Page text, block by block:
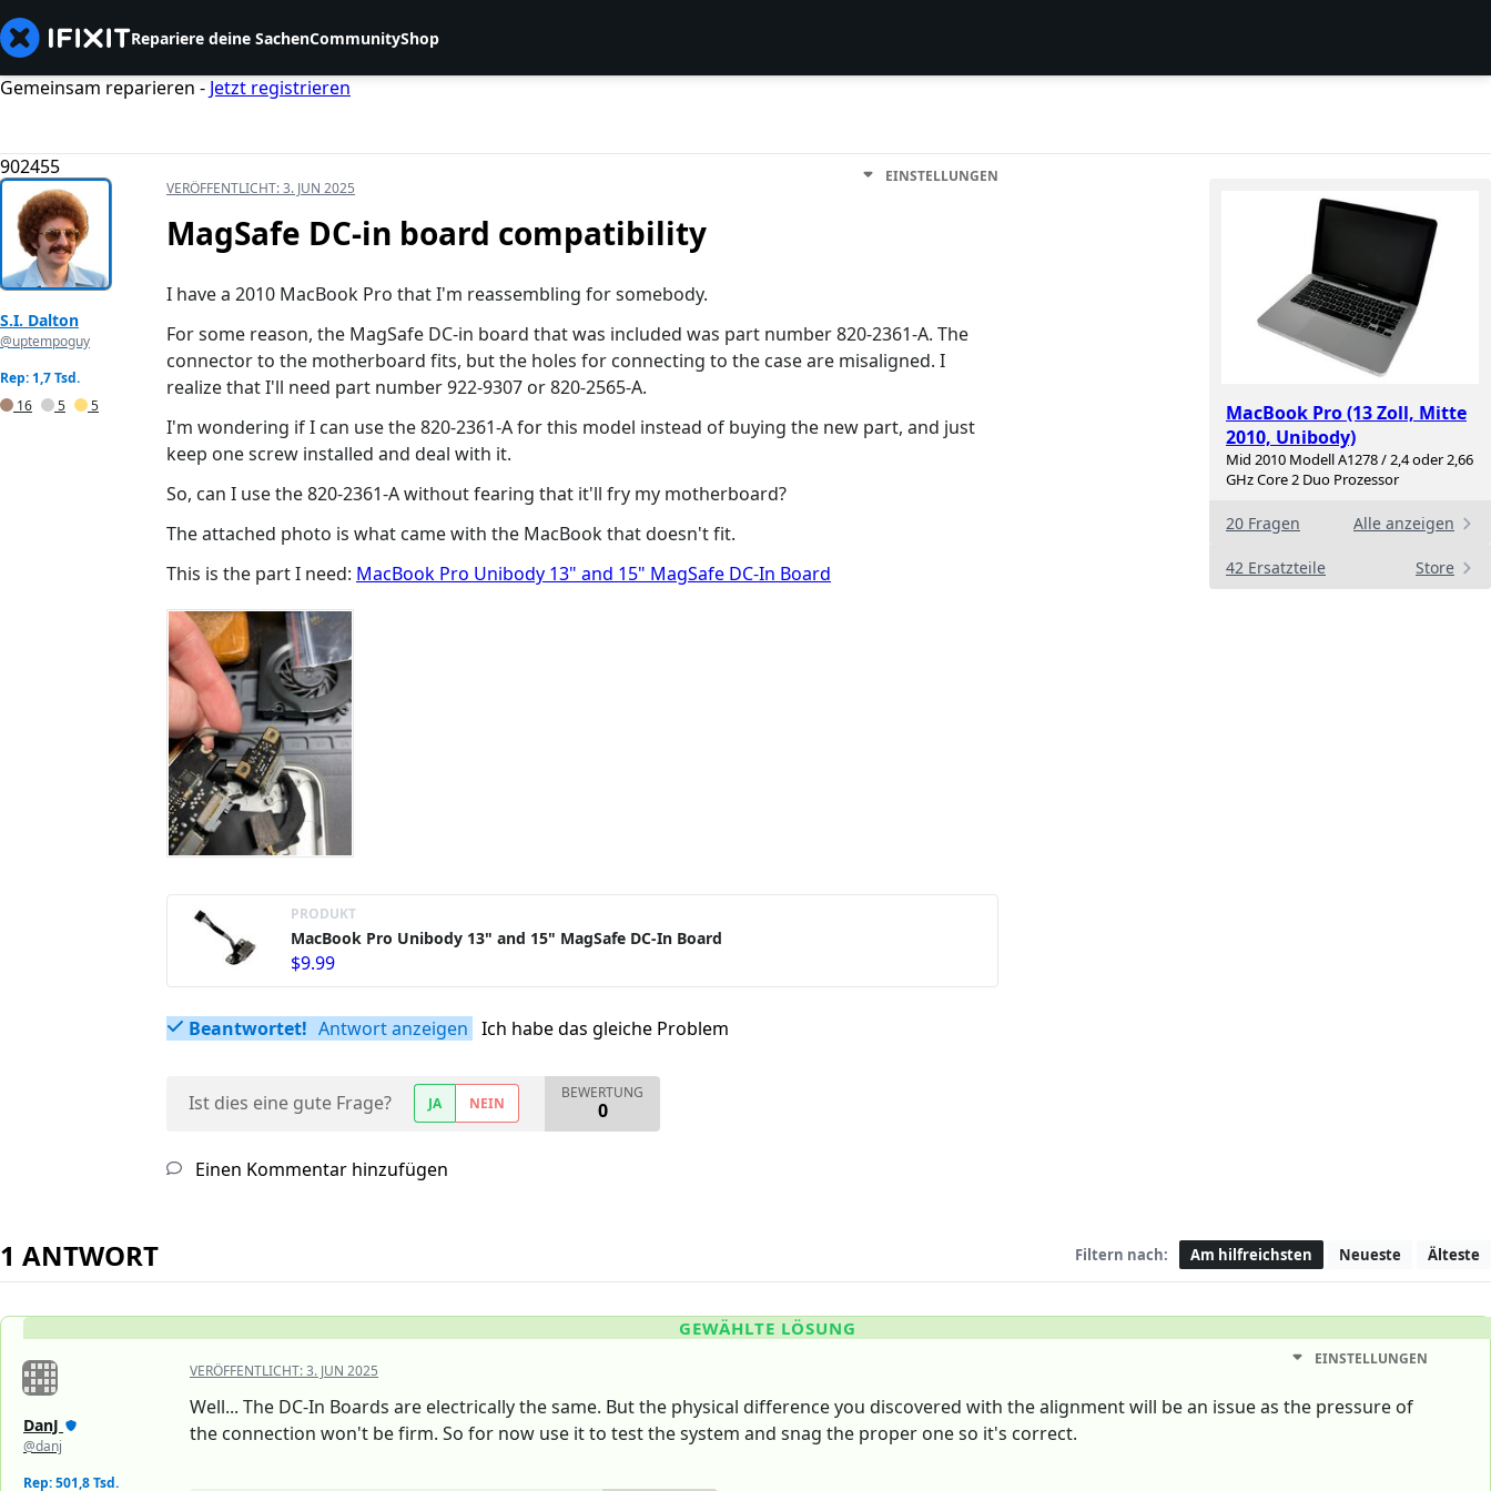
Repariere deine SachenCommunityShop
Gemeinsam reparieren - Jetzt registrieren
902455
MacBook Pro (13 Zoll, Mitte
2010, Unibody)
Mid 2010 Modell A1278 / 2,4 oder 2,66
GHz Core 2 Duo Prozessor
20 Fragen Alle anzeigen
42 Ersatzteile Store
S.I. Dalton
@uptempoguy
Rep: 1,7 Tsd.
16
5 5
VERÖFFENTLICHT:3. JUN 2025
EINSTELLUNGEN
MagSafe DC-in board compatibility
I have a 2010 MacBook Pro that I'm reassembling for somebody.
For some reason, the MagSafe DC-in board that was included was part number 820-2361-A. The
connector to the motherboard fits, but the holes for connecting to the case are misaligned. I
realize that I'll need part number 922-9307 or 820-2565-A.
I'm wondering if I can use the 820-2361-A for this model instead of buying the new part, and just
keep one screw installed and deal with it.
So, can I use the 820-2361-A without fearing that it'll fry my motherboard?
The attached photo is what came with the MacBook that doesn't fit.
This is the part I need: MacBook Pro Unibody 13" and 15" MagSafe DC-In Board
PRODUKT
MacBook Pro Unibody 13" and 15" MagSafe DC-In Board
$9.99
Beantwortet! Antwort anzeigen Ich habe das gleiche Problem
Ist dies eine gute Frage? JA NEIN
BEWERTUNG
0
Einen Kommentar hinzufügen
1 ANTWORT Filtern nach: Am hilfreichsten Neueste Älteste
GEWÄHLTE LÖSUNG
DanJ
@danj
Rep: 501,8 Tsd.
VERÖFFENTLICHT:3. JUN 2025
EINSTELLUNGEN
Well... The DC-In Boards are electrically the same. But the physical difference you discovered with the alignment will be an issue as the pressure of
the connection won't be firm. So for now use it to test the system and snag the proper one so it's correct.